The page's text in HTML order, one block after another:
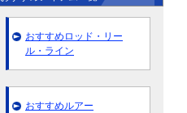
おすすめロッド・リー
ル・ライン
おすすめルアー